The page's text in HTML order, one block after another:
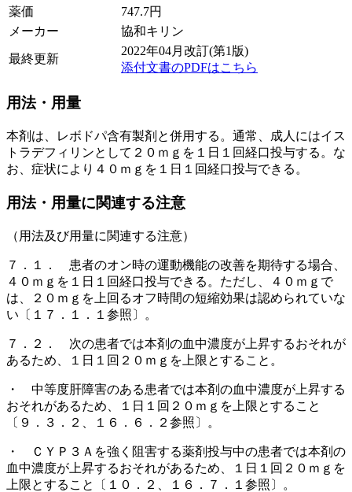
薬価
747.7円
メーカー
協和キリン
最終更新
2022年04月改訂(第1版)
添付文書のPDFはこちら
用法・用量
本剤は、レボドパ含有製剤と併用する。通常、成人にはイス
トラデフィリンとして２０ｍｇを１日１回経口投与する。な
お、症状により４０ｍｇを１日１回経口投与できる。
用法・用量に関連する注意
（用法及び用量に関連する注意）
７．１． 患者のオン時の運動機能の改善を期待する場合、
４０ｍｇを１日１回経口投与できる。ただし、４０ｍｇで
は、２０ｍｇを上回るオフ時間の短縮効果は認められていな
い〔１７．１．１参照〕。
７．２． 次の患者では本剤の血中濃度が上昇するおそれが
あるため、１日１回２０ｍｇを上限とすること。
・ 中等度肝障害のある患者では本剤の血中濃度が上昇する
おそれがあるため、１日１回２０ｍｇを上限とすること
〔９．３．２、１６．６．２参照〕。
・ ＣＹＰ３Ａを強く阻害する薬剤投与中の患者では本剤の
血中濃度が上昇するおそれがあるため、１日１回２０ｍｇを
上限とすること〔１０．２、１６．７．１参照〕。